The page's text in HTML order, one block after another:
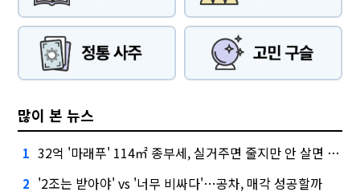
많이 본 뉴스
1 32억 '마래푸' 114㎡ 종부세, 실거주면 줄지만 안 살면 2.5배
2 '2조는 받아야' vs '너무 비싸다'…공차, 매각 성공할까